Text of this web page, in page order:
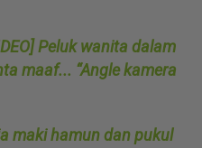
Peluk wanita dalam
maaf... “Angle kamera
maki hamun dan pukul